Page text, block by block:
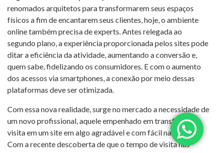
renomados arquitetos para transformarem seus espaços
físicos a fim de encantarem seus clientes, hoje, o ambiente
online também precisa de experts. Antes relegada ao
segundo plano, a experiência proporcionada pelos sites pode
ditar a eficiência da atividade, aumentando a conversão e,
quem sabe, fidelizando os consumidores. E com o aumento
dos acessos via smartphones, a conexão por meio dessas
plataformas deve ser otimizada.
Com essa nova realidade, surge no mercado a necessidade de
um novo profissional, aquele empenhado em transformar a
visita em um site em algo agradável e com fácil navegação.
Com a recente descoberta de que o tempo de visita nas